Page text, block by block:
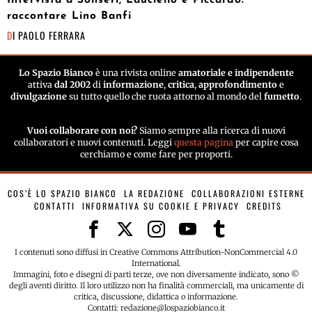
raccontare Lino Banfi
DI PAOLO FERRARA
Lo Spazio Biancoè una rivista online amatoriale e indipendente
attiva dal 2002 di informazione, critica, approfondimento e
divulgazione su tutto quello che ruota attorno al mondo del fumetto.
Vuoi collaborare con noi? Siamo sempre alla ricerca di nuovi
collaboratori e nuovi contenuti. Leggi questa pagina per capire cosa
cerchiamo e come fare per proporti.
COS’È LO SPAZIO BIANCO LA REDAZIONE
COLLABORAZIONI ESTERNE
CONTATTI
INFORMATIVA SU COOKIE E PRIVACY CREDITS
I contenuti sono diffusi in Creative Commons Attribution-NonCommercial 4.0
International.
Immagini, foto e disegni di parti terze, ove non diversamente indicato, sono ©
degli aventi diritto. Il loro utilizzo non ha finalità commerciali, ma unicamente di
critica, discussione, didattica o informazione.
Contatti: redazione@lospaziobianco.it